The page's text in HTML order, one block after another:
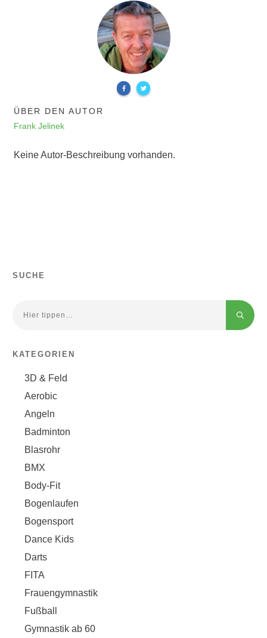
ÜBER DEN AUTOR
Frank Jelinek
Keine Autor-Beschreibung vorhanden.
SUCHE
KATEGORIEN
3D & Feld
Aerobic
Angeln
Badminton
Blasrohr
BMX
Body-Fit
Bogenlaufen
Bogensport
Dance Kids
Darts
FITA
Frauengymnastik
Fußball
Gymnastik ab 60